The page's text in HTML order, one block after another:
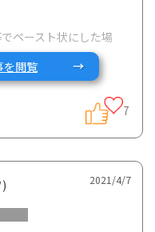
ペースト状にした場
か。
の負担は少ないのでし
を閲覧
7
2021/4/7